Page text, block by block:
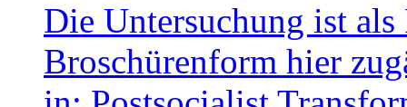
Die Untersuchung ist
Broschürenform hier